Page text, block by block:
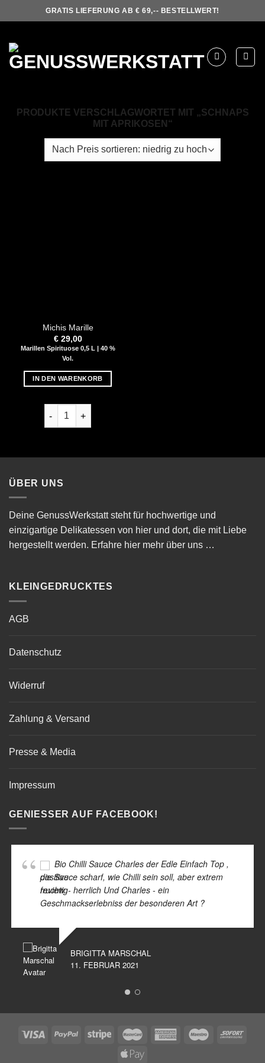
to
GRATIS LIEFERUNG AB € 69,-- BESTELLWERT!
PRODUKTE VERSCHLAGWORTET MIT „SCHNAPS
MIT APRIKOSEN“
Michis Marille
€29,00
Marillen Spirituose 0,5 L | 40 %
Vol.
IN DEN WARENKORB
Michis Marille Menge
ÜBER UNS
Deine GenussWerkstatt steht für hochwertige und
einzigartige Delikatessen von hier und dort, die mit Liebe
hergestellt werden. Erfahre hier mehr über uns …
KLEINGEDRUCKTES
AGB
Datenschutz
Widerruf
Zahlung & Versand
Presse & Media
Impressum
GENIESSER AUF FACEBOOK!
Bio Chilli Sauce Charles der Edle Einfach Top ,
die Sauce scharf, wie Chilli sein soll, aber extrem
fruchtig- herrlich Und Charles - ein
Geschmackserlebniss der besonderen Art ?
BRIGITTA MARSCHAL
11. FEBRUAR 2021